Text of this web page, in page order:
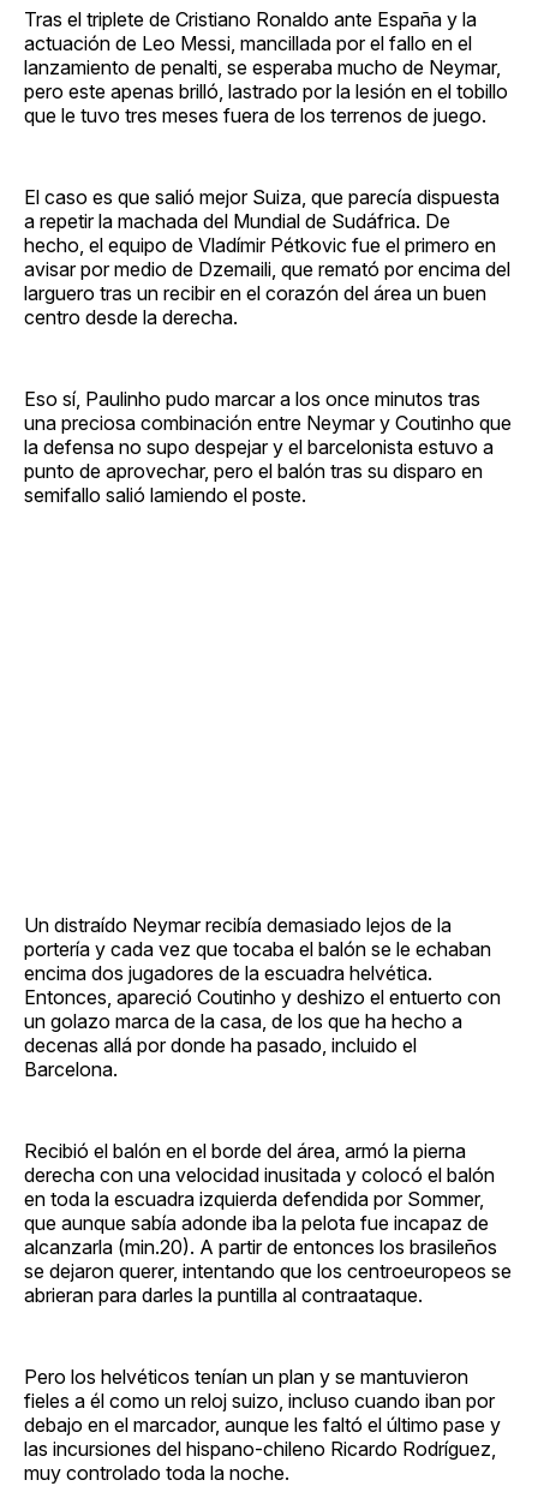
Tras el triplete de Cristiano Ronaldo ante España y la
actuación de Leo Messi, mancillada por el fallo en el
lanzamiento de penalti, se esperaba mucho de Neymar,
pero este apenas brilló, lastrado por la lesión en el tobillo
que le tuvo tres meses fuera de los terrenos de juego.
El caso es que salió mejor Suiza, que parecía dispuesta
a repetir la machada del Mundial de Sudáfrica. De
hecho, el equipo de Vladímir Pétkovic fue el primero en
avisar por medio de Dzemaili, que remató por encima del
larguero tras un recibir en el corazón del área un buen
centro desde la derecha.
Eso sí, Paulinho pudo marcar a los once minutos tras
una preciosa combinación entre Neymar y Coutinho que
la defensa no supo despejar y el barcelonista estuvo a
punto de aprovechar, pero el balón tras su disparo en
semifallo salió lamiendo el poste.
Un distraído Neymar recibía demasiado lejos de la
portería y cada vez que tocaba el balón se le echaban
encima dos jugadores de la escuadra helvética.
Entonces, apareció Coutinho y deshizo el entuerto con
un golazo marca de la casa, de los que ha hecho a
decenas allá por donde ha pasado, incluido el
Barcelona.
Recibió el balón en el borde del área, armó la pierna
derecha con una velocidad inusitada y colocó el balón
en toda la escuadra izquierda defendida por Sommer,
que aunque sabía adonde iba la pelota fue incapaz de
alcanzarla (min.20). A partir de entonces los brasileños
se dejaron querer, intentando que los centroeuropeos se
abrieran para darles la puntilla al contraataque.
Pero los helvéticos tenían un plan y se mantuvieron
fieles a él como un reloj suizo, incluso cuando iban por
debajo en el marcador, aunque les faltó el último pase y
las incursiones del hispano-chileno Ricardo Rodríguez,
muy controlado toda la noche.